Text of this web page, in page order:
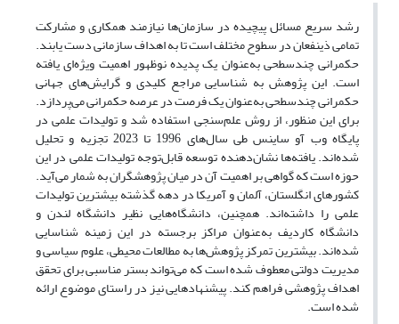
رشد سریع مسائل پیچیده در سازمان‌ها نیازمند همکاری و مشارکت
تمامی ذینفعان در سطوح مختلف است تا به اهداف سازمانی دست یابند.
حکمرانی چندسطحی به‌عنوان یک پدیده نوظهور اهمیت ویژه‌ای یافته
است. این پژوهش به شناسایی مراجع کلیدی و گرایش‌های جهانی
حکمرانی چندسطحی به‌عنوان یک فرصت در عرصه حکمرانی می‌پردازد.
برای این منظور، از روش علم‌سنجی استفاده شد و تولیدات علمی در
پایگاه وب آو ساینس طی سال‌های 1996 تا 2023 تجزیه و تحلیل
شده‌اند. یافته‌ها نشان‌دهنده توسعه قابل‌توجه تولیدات علمی در این
حوزه است که گواهی بر اهمیت آن در میان پژوهشگران به شمار می‌آید.
کشورهای انگلستان، آلمان و آمریکا در دهه گذشته بیشترین تولیدات
علمی را داشته‌اند. همچنین، دانشگاه‌هایی نظیر دانشگاه لندن و
دانشگاه کاردیف به‌عنوان مراکز برجسته در این زمینه شناسایی
شده‌اند. بیشترین تمرکز پژوهش‌ها به مطالعات محیطی، علوم سیاسی و
مدیریت دولتی معطوف شده است که می‌تواند بستر مناسبی برای تحقق
اهداف پژوهشی فراهم کند. پیشنهادهایی نیز در راستای موضوع ارائه
شده است.